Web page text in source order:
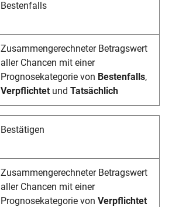
Bestenfalls
Zusammengerechneter Betragswert
aller Chancen mit einer
Prognosekategorie von Bestenfalls,
Verpflichtet undTatsächlich
Bestätigen
Zusammengerechneter Betragswert
aller Chancen mit einer
Prognosekategorie vonVerpflichtet